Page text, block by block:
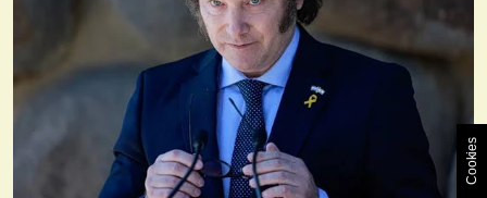
Cookies